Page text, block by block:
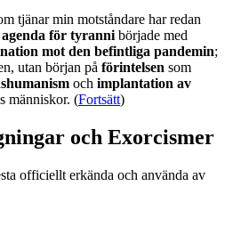
tjänar min motståndare har redan
agenda för tyranni började med
mot den befintliga pandemin;
utan början på förintelsen som
och implantation av
människor. (Fortsätt)
och Exorcismer
officiellt erkända och använda av